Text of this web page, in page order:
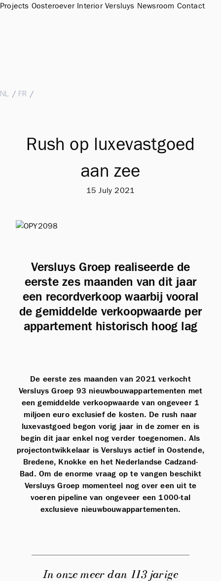
Projects Oosteroever Interior Versluys Newsroom Contact
NL / FR /
Rush op luxevastgoed
aan zee
15 July 2021
Versluys Groep realiseerde de
eerste zes maanden van dit jaar
een recordverkoop waarbij vooral
de gemiddelde verkoopwaarde per
appartement historisch hoog lag
De eerste zes maanden van 2021 verkocht
Versluys Groep 93 nieuwbouwappartementen met
een gemiddelde verkoopwaarde van ongeveer 1
miljoen euro exclusief de kosten. De rush naar
luxevastgoed begon vorig jaar in de zomer en is
begin dit jaar enkel nog verder toegenomen. Als
projectontwikkelaar is Versluys actief in Oostende,
Bredene, Knokke en het Nederlandse Cadzand-
Bad. Om de enorme vraag op te vangen beschikt
Versluys Groep momenteel nog over een uit te
voeren pipeline van ongeveer een 1000-tal
exclusieve nieuwbouwappartementen.
In onze meer dan 113 jarige